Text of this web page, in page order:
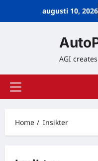
augusti 10, 2026
AGI
Primary
Home Insikter